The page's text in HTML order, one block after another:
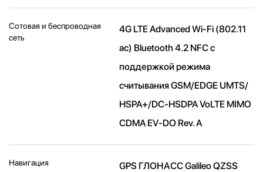
Сотовая и беспроводная
сеть
4G LTE Advanced Wi-Fi (802.11​
ac) Bluetooth 4.2 NFC с
поддержкой режима
считывания GSM/EDGE UMTS/​
HSPA+/​DC-HSDPA VoLTE MIMO
CDMA EV-DO Rev. A
Навигация GPS ГЛОНАСС Galileo QZSS